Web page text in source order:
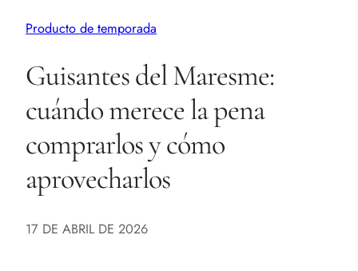
Producto de temporada
Guisantes del Maresme:
cuándo merece la pena
comprarlos y cómo
aprovecharlos
17 DE ABRIL DE 2026